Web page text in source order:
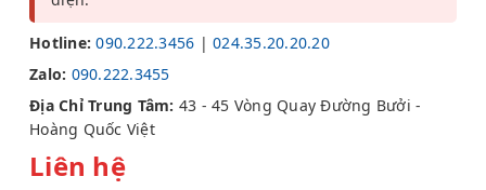
Hotline: 090.222.3456 | 024.35.20.20.20
Zalo: 090.222.3455
Địa Chỉ Trung Tâm: 43 - 45 Vòng Quay Đường Bưởi -
Hoàng Quốc Việt
Liên hệ